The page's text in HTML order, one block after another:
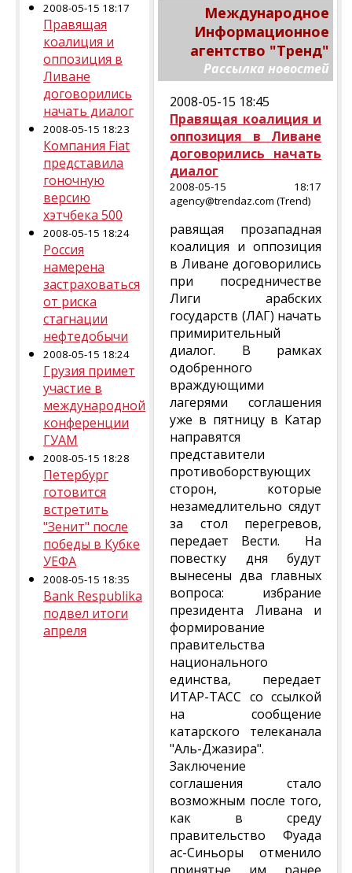
2008-05-15 18:17
Правящая
коалиция и
оппозиция в
Ливане
договорились
начать диалог
2008-05-15 18:23
Компания Fiat
представила
гоночную
версию
хэтчбека 500
2008-05-15 18:24
Россия
намерена
застраховаться
от риска
стагнации
нефтедобычи
2008-05-15 18:24
Грузия примет
участие в
международной
конференции
ГУАМ
2008-05-15 18:28
Петербург
готовится
встретить
"Зенит" после
победы в Кубке
УЕФА
2008-05-15 18:35
Bank Respublika
подвел итоги
апреля
Международное
Информационное
агентство "Тренд"
Рассылка новостей
2008-05-15 18:45
Правящая коалиция и
оппозиция в Ливане
договорились начать
диалог
2008-05-15 18:17
agency@trendaz.com (Trend)
равящая прозападная
коалиция и оппозиция
в Ливане договорились
при посредничестве
Лиги арабских
государств (ЛАГ) начать
примирительный
диалог. В рамках
одобренного
враждующими
лагерями соглашения
уже в пятницу в Катар
направятся
представители
противоборствующих
сторон, которые
незамедлительно сядут
за стол перегревов,
передает Вести. На
повестку дня будут
вынесены два главных
вопроса: избрание
президента Ливана и
формирование
правительства
национального
единства, передает
ИТАР-ТАСС со ссылкой
на сообщение
катарского телеканала
"Аль-Джазира".
Заключение
соглашения стало
возможным после того,
как в среду
правительство Фуада
ас-Синьоры отменило